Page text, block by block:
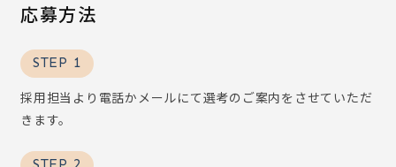
応募方法
STEP 1
採用担当より電話かメールにて選考のご案内をさせていただ
きます。